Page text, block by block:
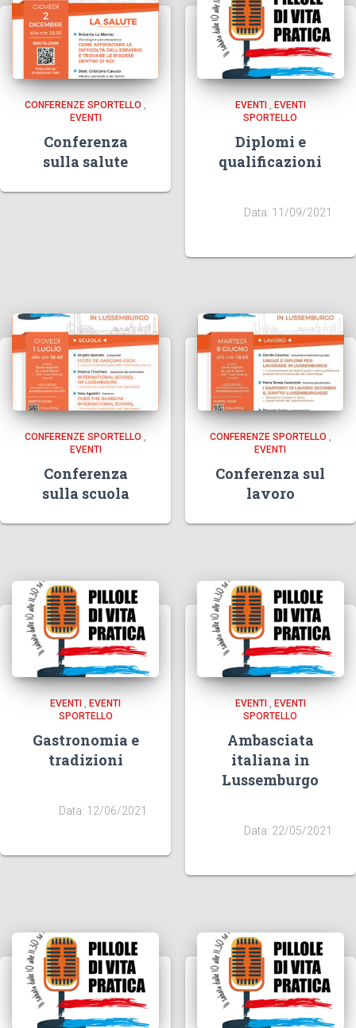
CONFERENZE SPORTELLO
EVENTI
Conferenza
sulla salute
EVENTI
EVENTI
SPORTELLO
Diplomi e
qualificazioni
Data: 11/09/2021
CONFERENZE SPORTELLO ,
EVENTI
Conferenza
sulla scuola
CONFERENZE SPORTELLO,
EVENTI
Conferenza sul
lavoro
EVENTI , EVENTI
SPORTELLO
Gastronomia e
tradizioni
Data: 12/06/2021
EVENTI , EVENTI
SPORTELLO
Ambasciata
italiana in
Lussemburgo
Data: 22/05/2021